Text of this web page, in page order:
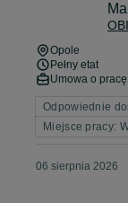
Opole
Pełny etat
Umowa o pracę
Odpowiednie
Miejsce pracy:
06 sierpnia 2026